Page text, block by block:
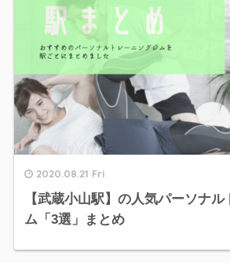
2020.08.21 Fri
【武蔵小山駅】の人気パーソナ
ム「3選」まとめ